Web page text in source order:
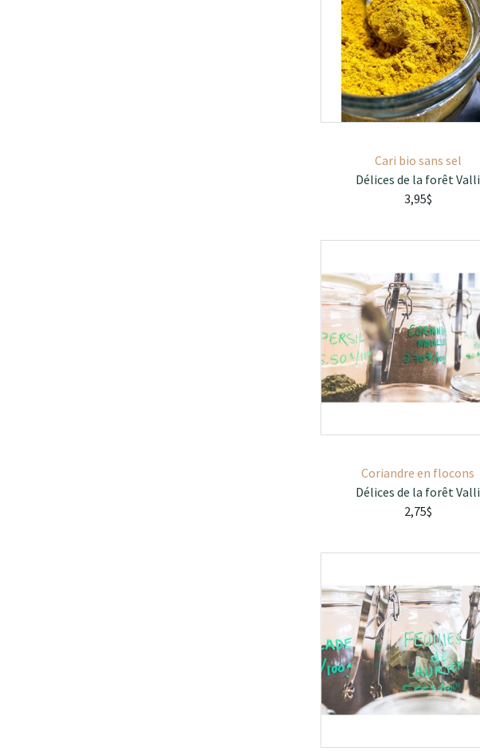
Cari bio sans sel
Délices de la forêt Valli
3,95$
Coriandre en flocons
Délices de la forêt Valli
2,75$